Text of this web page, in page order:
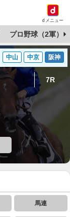
dメニュー
プロ野球（2軍）
中山 中京 阪神
7R
馬連